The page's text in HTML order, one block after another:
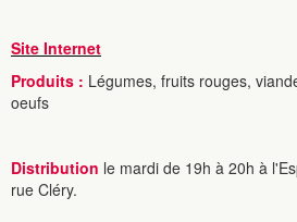
Site Internet
Produits : Légumes, fruits rouges,
oeufs
Distribution le mardi de 19h à 20h à
rue Cléry.